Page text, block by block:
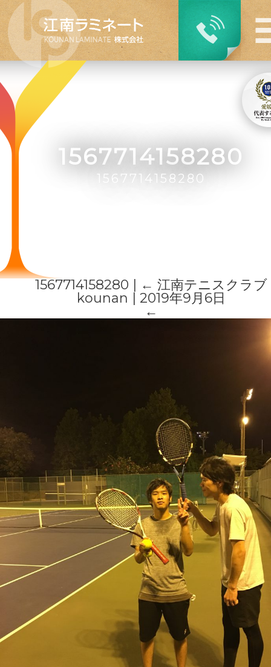
1567714158280
1567714158280 ← 江南テニスクラブ
kounan
2019年9月6日
←